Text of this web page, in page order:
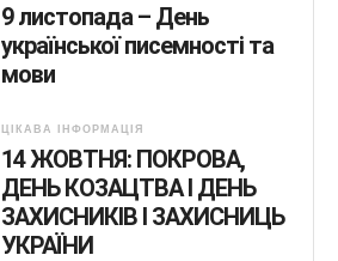
9 листопада – День
української писемності та
мови
ЦІКАВА ІНФОРМАЦІЯ
14 ЖОВТНЯ: ПОКРОВА,
ДЕНЬ КОЗАЦТВА І ДЕНЬ
ЗАХИСНИКІВ І ЗАХИСНИЦЬ
УКРАЇНИ